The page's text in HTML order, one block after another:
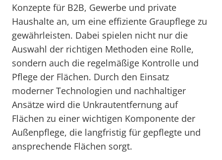
Konzepte für B2B, Gewerbe und private
Haushalte an, um eine effiziente Graupflege zu
gewährleisten. Dabei spielen nicht nur die
Auswahl der richtigen Methoden eine Rolle,
sondern auch die regelmäßige Kontrolle und
Pflege der Flächen. Durch den Einsatz
moderner Technologien und nachhaltiger
Ansätze wird die Unkrautentfernung auf
Flächen zu einer wichtigen Komponente der
Außenpflege, die langfristig für gepflegte und
ansprechende Flächen sorgt.